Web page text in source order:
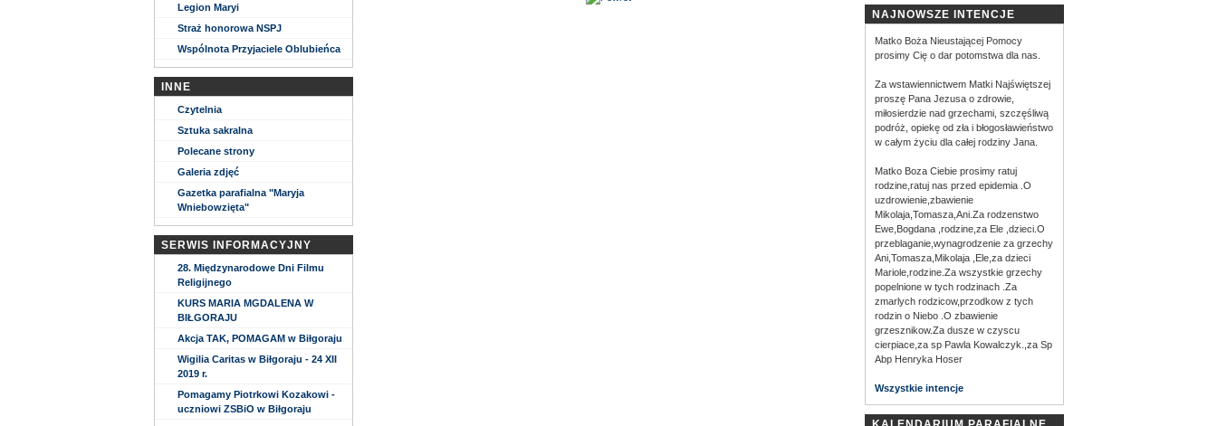
Legion Maryi
Straż honorowa NSPJ
Wspólnota Przyjaciele Oblubieńca
INNE
Czytelnia
Sztuka sakralna
Polecane strony
Galeria zdjęć
Gazetka parafialna "Maryja
Wniebowzięta"
SERWIS INFORMACYJNY
28. Międzynarodowe Dni Filmu
Religijnego
KURS MARIA MGDALENA W
BIŁGORAJU
Akcja TAK, POMAGAM w Biłgoraju
Wigilia Caritas w Biłgoraju - 24 XII
2019 r.
Pomagamy Piotrkowi Kozakowi -
uczniowi ZSBiO w Biłgoraju
NAJNOWSZE INTENCJE
Matko Boża Nieustającej Pomocy
prosimy Cię o dar potomstwa dla nas.
Za wstawiennictwem Matki Najświętszej
proszę Pana Jezusa o zdrowie,
miłosierdzie nad grzechami, szczęśliwą
podróż, opiekę od zła i błogosławieństwo
w całym życiu dla całej rodziny Jana.
Matko Boza Ciebie prosimy ratuj
rodzine,ratuj nas przed epidemia .O
uzdrowienie,zbawienie
Mikolaja,Tomasza,Ani.Za rodzenstwo
Ewe,Bogdana ,rodzine,za Ele ,dzieci.O
przeblaganie,wynagrodzenie za grzechy
Ani,Tomasza,Mikolaja ,Ele,za dzieci
Mariole,rodzine.Za wszystkie grzechy
popelnione w tych rodzinach .Za
zmarlych rodzicow,przodkow z tych
rodzin o Niebo .O zbawienie
grzesznikow.Za dusze w czyscu
cierpiace,za sp Pawla Kowalczyk.,za Sp
Abp Henryka Hoser
Wszystkie intencje